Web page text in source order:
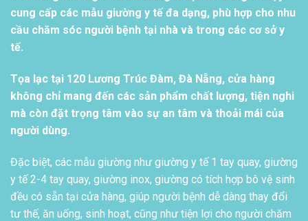
cung cấp các mẫu giường y tế đa dạng, phù hợp cho nhu
cầu chăm sóc người bệnh tại nhà và trong các cơ sở y
tế.
Tọa lạc tại 120 Lương Trúc Đàm, Đà Nẵng, cửa hàng
không chỉ mang đến các sản phẩm chất lượng, tiện nghi
mà còn đặt trọng tâm vào sự an tâm và thoải mái của
người dùng.
Đặc biệt, các mẫu giường như giường y tế 1 tay quay, giường
y tế 2-4 tay quay, giường inox, giường có tích hợp bô vệ sinh
đều có sẵn tại cửa hàng, giúp người bệnh dễ dàng thay đổi
tư thế, ăn uống, sinh hoạt, cũng như tiện lợi cho người chăm